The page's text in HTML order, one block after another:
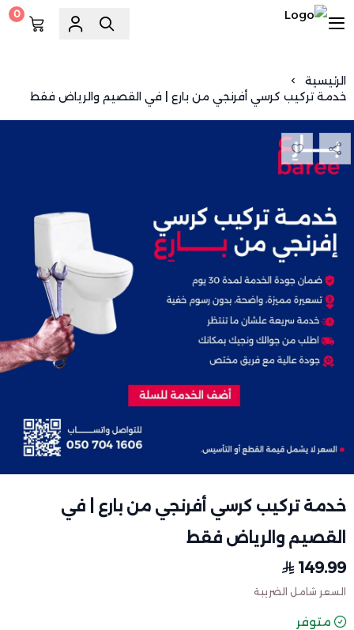
0
الرئيسية
خدمة تركيب كرسي أفرنجي من بارع | في القصيم والرياض فقط
خدمة تركيب كرسي أفرنجي من بارع | في
القصيم والرياض فقط
149.99
السعر شامل الضريبة
متوفر